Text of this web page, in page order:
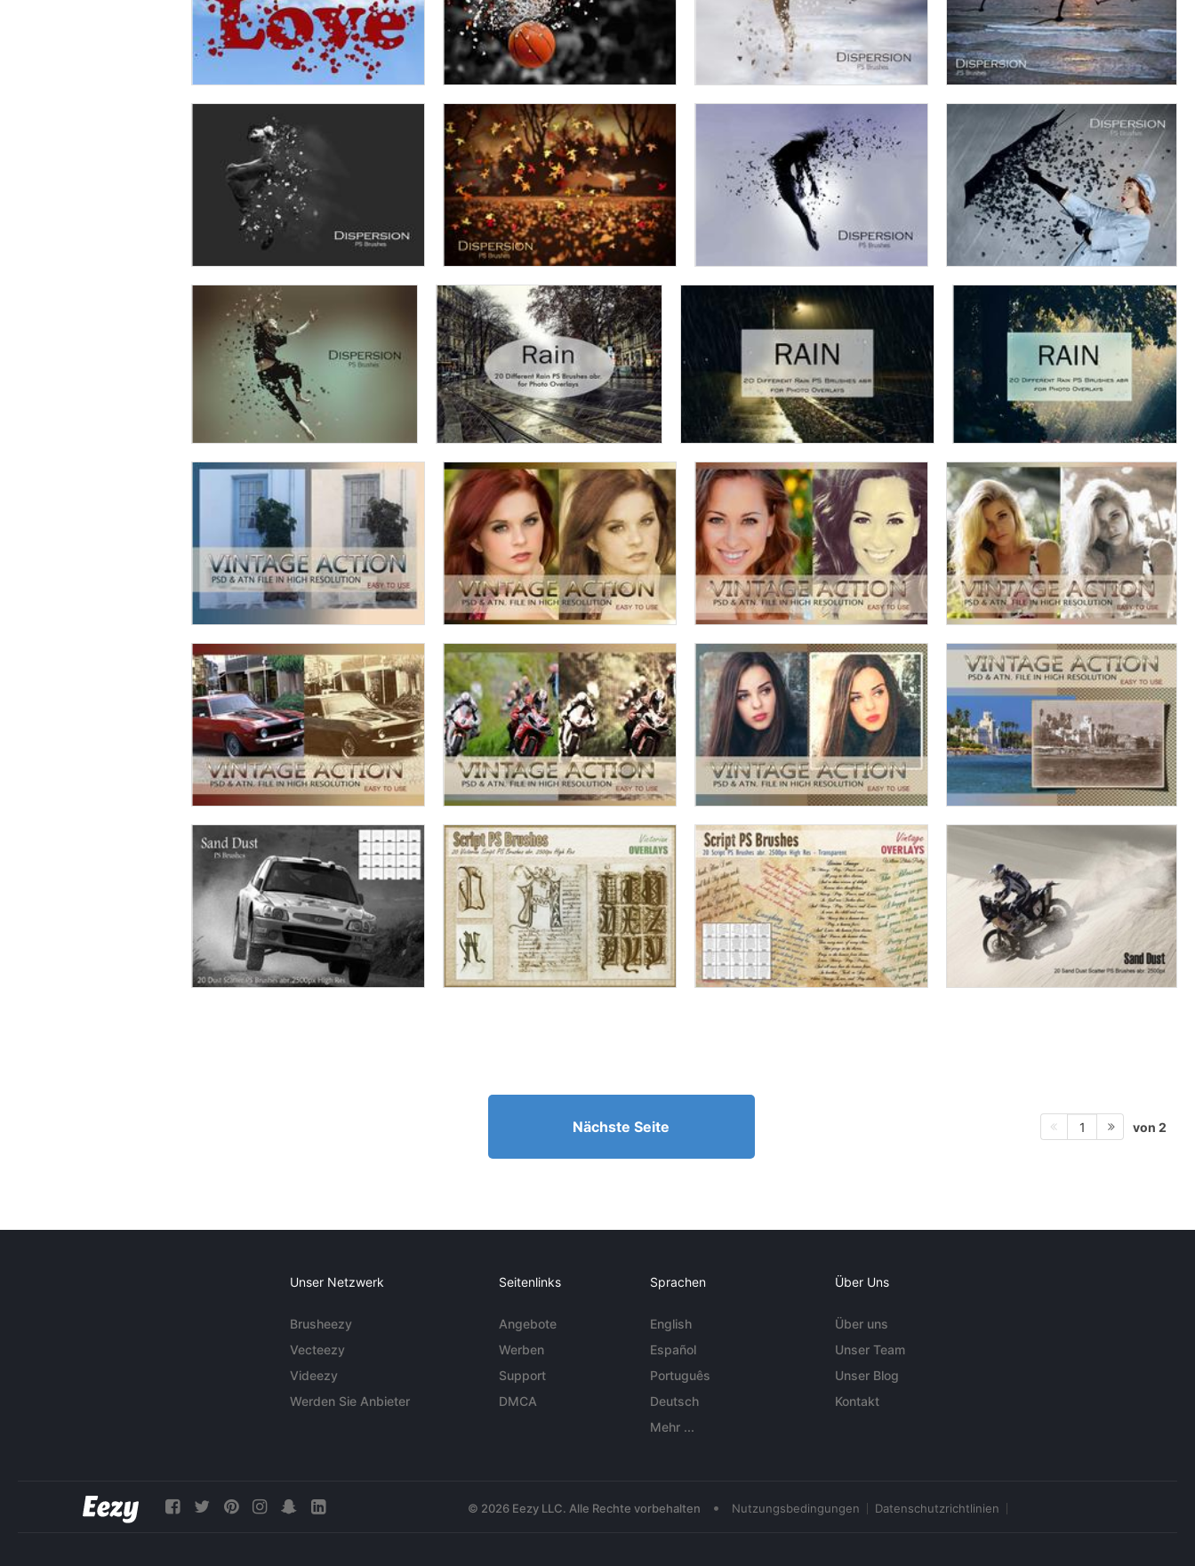
Nächste Seite 1 von 2
Unser Netzwerk
Brusheezy
Vecteezy
Videezy
Werden Sie Anbieter
Seitenlinks
Angebote
Werben
Support
DMCA
Sprachen
English
Español
Português
Deutsch
Mehr ...
Über Uns
Über uns
Unser Team
Unser Blog
Kontakt
© 2026 Eezy LLC. Alle Rechte vorbehalten • Nutzungsbedingungen Datenschutzrichtlinien